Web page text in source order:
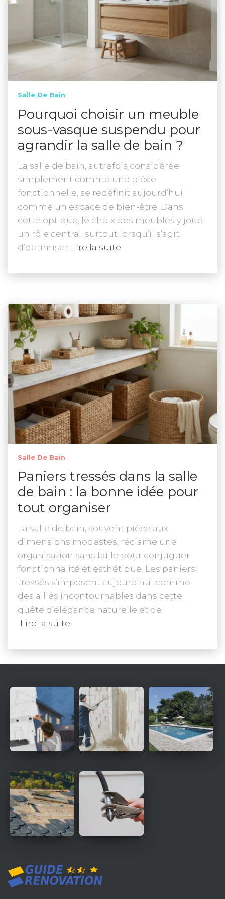
Salle De Bain
Pourquoi choisir un meuble
sous-vasque suspendu pour
agrandir la salle de bain ?
La salle de bain, autrefois considérée
simplement comme une pièce
fonctionnelle, se redéfinit aujourd’hui
comme un espace de bien-être. Dans
cette optique, le choix des meubles y joue
un rôle central, surtout lorsqu’il s’agit
d’optimiser Lire la suite
Salle De Bain
Paniers tressés dans la salle
de bain : la bonne idée pour
tout organiser
La salle de bain, souvent pièce aux
dimensions modestes, réclame une
organisation sans faille pour conjuguer
fonctionnalité et esthétique. Les paniers
tressés s’imposent aujourd’hui comme
des alliés incontournables dans cette
quête d’élégance naturelle et de
Lire la suite